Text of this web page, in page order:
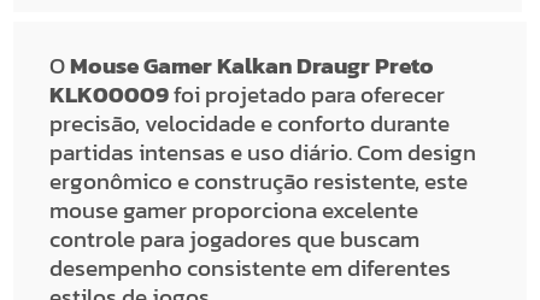
OMouse Gamer Kalkan Draugr Preto
KLK00009foi projetado para oferecer
precisão, velocidade e conforto durante
partidas intensas e uso diário. Com design
ergonômico e construção resistente, este
mouse gamer proporciona excelente
controle para jogadores que buscam
desempenho consistente em diferentes